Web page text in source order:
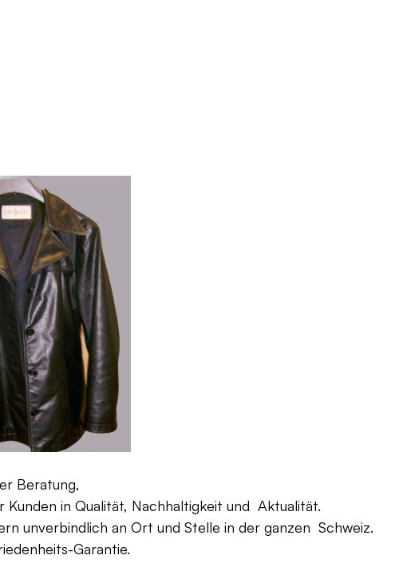
Beratung,
in Qualität, Nachhaltigkeit und Aktualität.
unverbindlich an Ort und Stelle in der ganzen Schweiz.
Garantie.